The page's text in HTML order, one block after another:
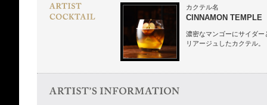
カクテル名
CINNAMON TEMPLE
濃密なマンゴーにサイダ
リアージュしたカクテル。